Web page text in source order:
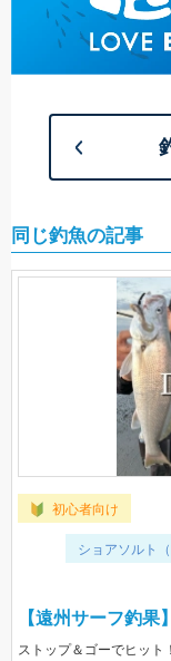
同じ釣魚の記事
初心者向け
ショアソルト
【遠州サーフ釣果
ストップ＆ゴーでヒット！